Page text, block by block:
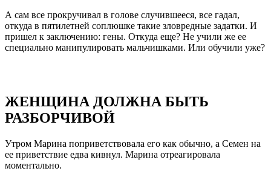
А сам все прокручивал в голове случившееся, все гадал,
откуда в пятилетней соплюшке такие зловредные задатки. И
пришел к заключению: гены. Откуда еще? Не учили же ее
специально манипулировать мальчишками. Или обучили уже?
ЖЕНЩИНА ДОЛЖНА БЫТЬ
РАЗБОРЧИВОЙ
Утром Марина поприветствовала его как обычно, а Семен на
ее приветствие едва кивнул. Марина отреагировала
моментально.